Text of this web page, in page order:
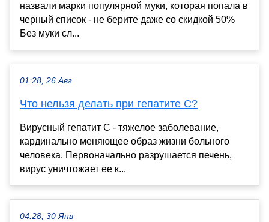
назвали марки популярной муки, которая попала в
черный список - не берите даже со скидкой 50%
Без муки сл...
01:28, 26 Авг
Что нельзя делать при гепатите С?
Вирусный гепатит С - тяжелое заболевание,
кардинально меняющее образ жизни больного
человека. Первоначально разрушается печень,
вирус уничтожает ее к...
04:28, 30 Янв